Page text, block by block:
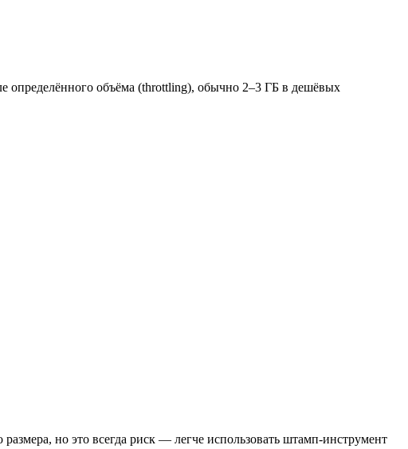
определённого объёма (throttling), обычно 2–3 ГБ в дешёвых
но это всегда риск — легче использовать штамп‑инструмент